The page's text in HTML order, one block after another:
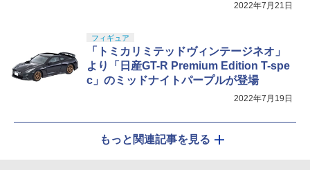
2022年7月21日
フィギュア
「トミカリミテッドヴィンテージネオ」
より「日産GT-R Premium Edition T-spe
c」のミッドナイトパープルが登場
2022年7月19日
もっと関連記事を見る